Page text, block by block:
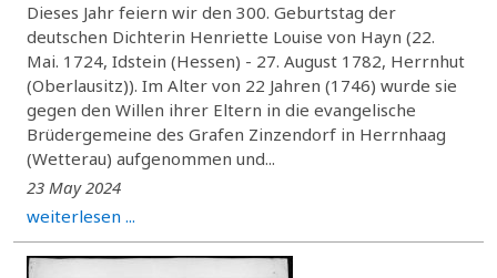
Dieses Jahr feiern wir den 300. Geburtstag der
deutschen Dichterin Henriette Louise von Hayn (22.
Mai. 1724, Idstein (Hessen) - 27. August 1782, Herrnhut
(Oberlausitz)). Im Alter von 22 Jahren (1746) wurde sie
gegen den Willen ihrer Eltern in die evangelische
Brüdergemeine des Grafen Zinzendorf in Herrnhaag
(Wetterau) aufgenommen und...
23 May 2024
weiterlesen ...